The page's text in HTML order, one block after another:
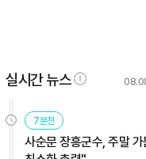
실시간 뉴스
7분전
사순문 장흥군수, 주말